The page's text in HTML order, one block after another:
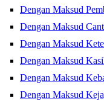
Dengan Maksud
Dengan Maksud
Dengan Maksud
Dengan Maksud
Dengan Maksud
Dengan Maksud